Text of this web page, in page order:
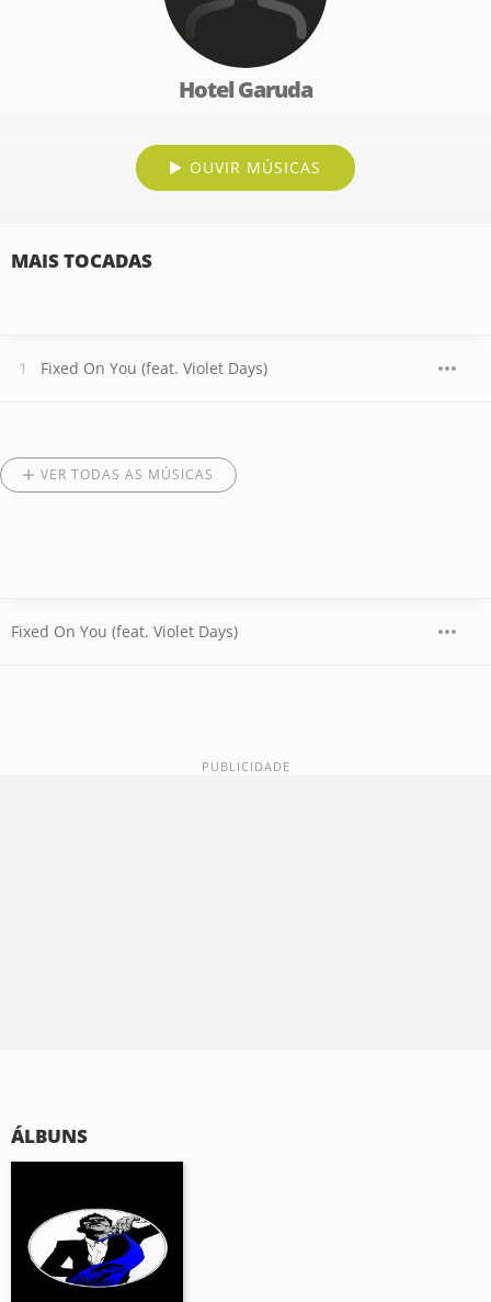
Hotel Garuda
OUVIR MÚSICAS
MAIS TOCADAS
Fixed On You (feat. Violet Days)
VER TODAS AS MÚSICAS
Fixed On You (feat. Violet Days)
ÁLBUNS